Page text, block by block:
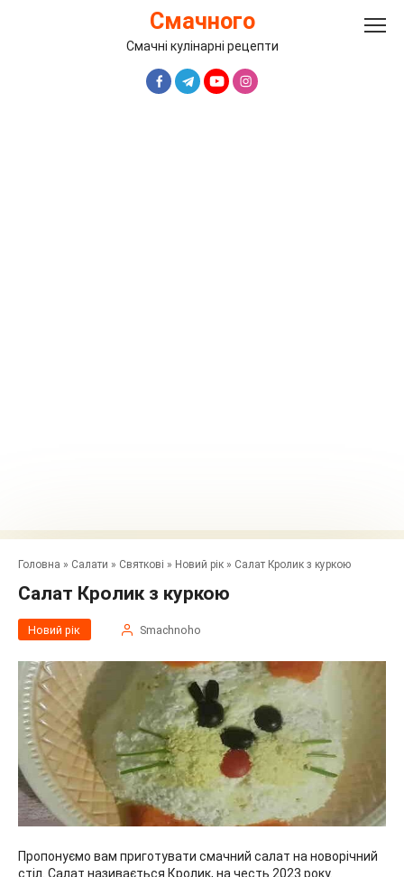
Смачного
Смачні кулінарні рецепти
Головна » Салати » Святкові » Новий рік » Салат Кролик з куркою
Салат Кролик з куркою
Новий рік Smachnoho
Пропонуємо вам приготувати смачний салат на новорічний
стіл. Салат називається Кролик, на честь 2023 року.